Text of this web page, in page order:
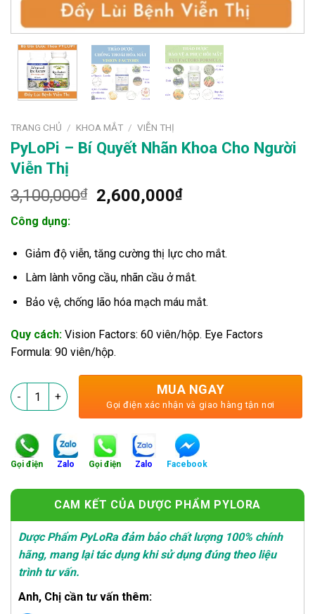
TRANG CHỦ / KHOA MẮT / VIỄN THỊ
PyLoPi – Bí Quyết Nhãn Khoa Cho Người
Viễn Thị
3,100,000₫
Giá
3,100,000₫.
2,600,000₫Giá
là:
2,600,000₫.
Công dụng:
Giảm độ viễn, tăng cường thị lực cho mắt.
Làm lành võng cầu, nhãn cầu ở mắt.
Bảo vệ, chống lão hóa mạch máu mắt.
Quy cách: Vision Factors: 60 viên/hộp. Eye Factors
Formula: 90 viên/hộp.
PyLoPi – Bí Quyết Nhãn Khoa Cho Người Viễn Thị số lượng
MUA NGAY
Gọi điện xác nhận và giao hàng tận nơi
Gọi điện Zalo Gọi điện Zalo Facebook
CAM KẾT CỦA DƯỢC PHẨM PYLORA
Dược Phẩm PyLoRa đảm bảo chất lượng 100% chính
hãng, mang lại tác dụng khi sử dụng đúng theo liệu
trình tư vấn.
Anh, Chị cần tư vấn thêm: